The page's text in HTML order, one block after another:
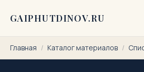
GAIPHUTDINOV.RU
Главная / Каталог материалов /